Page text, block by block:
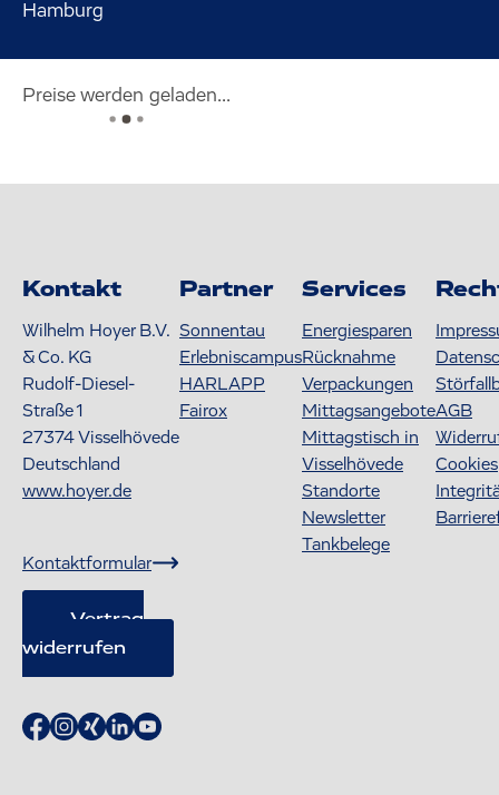
Hamburg
Preise werden geladen...
Kontakt
Wilhelm Hoyer B.V.
& Co. KG
Rudolf-Diesel-
Straße 1
27374Visselhövede
Deutschland
www.hoyer.de
Kontaktformular
Vertrag
widerrufen
Partner
Sonnentau
Erlebniscampus
HARLAPP
Fairox
Services
Energiesparen
Rücknahme
Verpackungen
Mittagsangebote
Mittagstisch in
Visselhövede
Standorte
Newsletter
Tankbelege
AGB
Cookies